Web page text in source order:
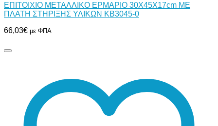
ΕΠΙΤΟΙΧΙΟ ΜΕΤΑΛΛΙΚΟ ΕΡΜΑΡΙΟ 30Χ45Χ17cm ΜΕ
ΠΛΑΤΗ ΣΤΗΡΙΞΗΣ ΥΛΙΚΩΝ ΚΒ3045-0
66,03€ με ΦΠΑ